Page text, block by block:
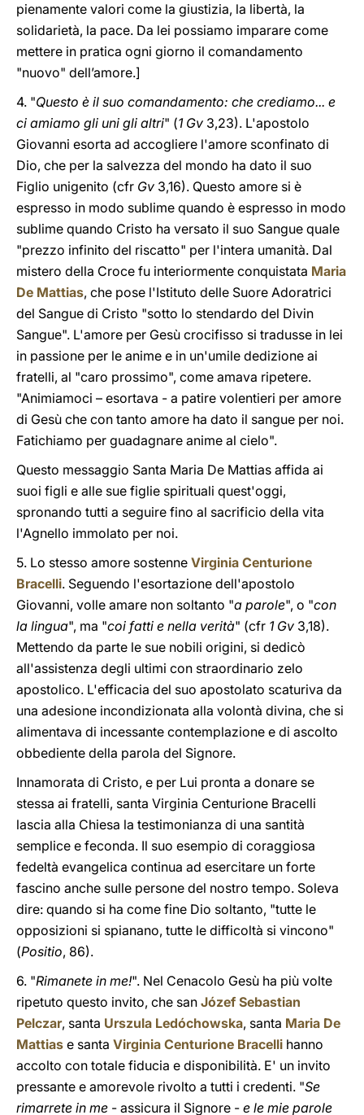
pienamente valori come la giustizia, la libertà, la
solidarietà, la pace. Da lei possiamo imparare come
mettere in pratica ogni giorno il comandamento
"nuovo" dell’amore.]
4. "Questo è il suo comandamento: che crediamo... e
ci amiamo gli uni gli altri" (1 Gv 3,23). L'apostolo
Giovanni esorta ad accogliere l'amore sconfinato di
Dio, che per la salvezza del mondo ha dato il suo
Figlio unigenito (cfr Gv 3,16). Questo amore si è
espresso in modo sublime quando è espresso in modo
sublime quando Cristo ha versato il suo Sangue quale
"prezzo infinito del riscatto" per l'intera umanità. Dal
mistero della Croce fu interiormente conquistata Maria
De Mattias, che pose l'Istituto delle Suore Adoratrici
del Sangue di Cristo "sotto lo stendardo del Divin
Sangue". L'amore per Gesù crocifisso si tradusse in lei
in passione per le anime e in un'umile dedizione ai
fratelli, al "caro prossimo", come amava ripetere.
"Animiamoci – esortava - a patire volentieri per amore
di Gesù che con tanto amore ha dato il sangue per noi.
Fatichiamo per guadagnare anime al cielo".
Questo messaggio Santa Maria De Mattias affida ai
suoi figli e alle sue figlie spirituali quest'oggi,
spronando tutti a seguire fino al sacrificio della vita
l'Agnello immolato per noi.
5. Lo stesso amore sostenne Virginia Centurione
Bracelli. Seguendo l'esortazione dell'apostolo
Giovanni, volle amare non soltanto "a parole", o "con
la lingua", ma "coi fatti e nella verità" (cfr 1 Gv 3,18).
Mettendo da parte le sue nobili origini, si dedicò
all'assistenza degli ultimi con straordinario zelo
apostolico. L'efficacia del suo apostolato scaturiva da
una adesione incondizionata alla volontà divina, che si
alimentava di incessante contemplazione e di ascolto
obbediente della parola del Signore.
Innamorata di Cristo, e per Lui pronta a donare se
stessa ai fratelli, santa Virginia Centurione Bracelli
lascia alla Chiesa la testimonianza di una santità
semplice e feconda. Il suo esempio di coraggiosa
fedeltà evangelica continua ad esercitare un forte
fascino anche sulle persone del nostro tempo. Soleva
dire: quando si ha come fine Dio soltanto, "tutte le
opposizioni si spianano, tutte le difficoltà si vincono"
(Positio, 86).
6. "Rimanete in me!". Nel Cenacolo Gesù ha più volte
ripetuto questo invito, che san Józef Sebastian
Pelczar, santa Urszula Ledóchowska, santa Maria De
Mattias e santa Virginia Centurione Bracelli hanno
accolto con totale fiducia e disponibilità. E' un invito
pressante e amorevole rivolto a tutti i credenti. "Se
rimarrete in me - assicura il Signore - e le mie parole